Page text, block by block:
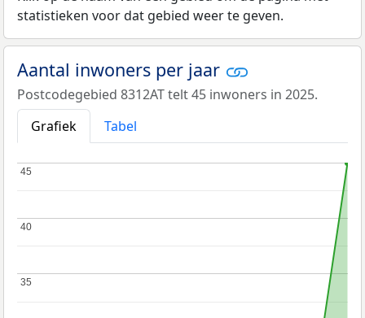
statistieken voor dat gebied weer te geven.
Aantal inwoners per jaar
Postcodegebied 8312AT telt 45 inwoners in 2025.
Grafiek
Tabel
35
35
40
40
45
45